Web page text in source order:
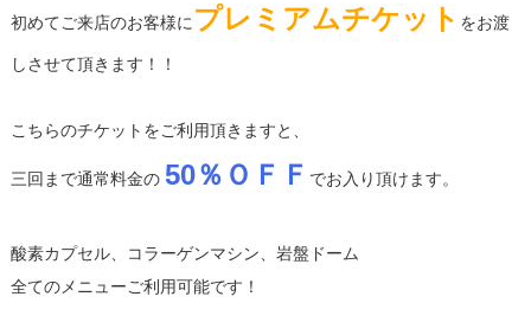
初めてご来店のお客様に プレミアムチケット をお渡
しさせて頂きます！！
こちらのチケットをご利用頂きますと、
三回まで通常料金の 50％ＯＦＦ でお入り頂けます。
酸素カプセル、コラーゲンマシン、岩盤ドーム
全てのメニューご利用可能です！